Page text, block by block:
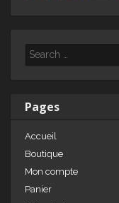
e
n
o
Search
Pages
Accueil
Boutique
Mon compte
Panier